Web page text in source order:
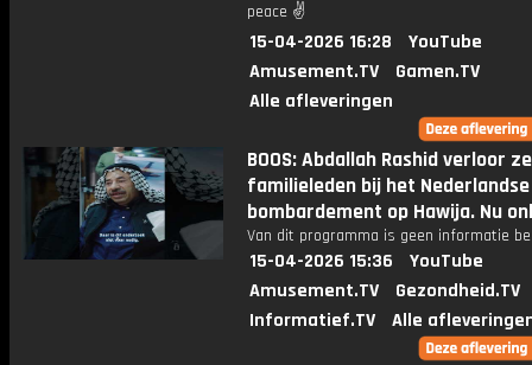
peace ✌
15-04-2026 16:28
YouTube
Amusement.TV
Gamen.TV
Alle afleveringen
BOOS: Abdallah Rashid verloor
familieleden bij het Nederlandse
bombardement op Hawija. Nu
Van dit programma is geen informatie
15-04-2026 15:36
YouTube
Amusement.TV
Gezondheid.TV
Informatief.TV
Alle